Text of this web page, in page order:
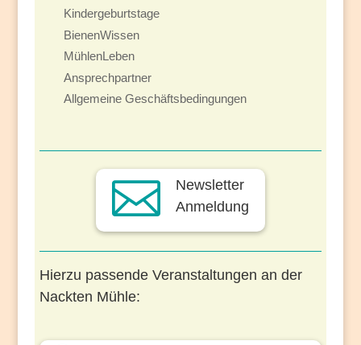
Kindergeburtstage
BienenWissen
MühlenLeben
Ansprechpartner
Allgemeine Geschäftsbedingungen

Newsletter
Anmeldung
Hierzu passende Veranstaltungen an der
Nackten Mühle: